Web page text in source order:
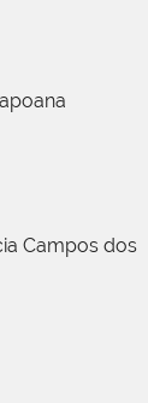
Campos dos